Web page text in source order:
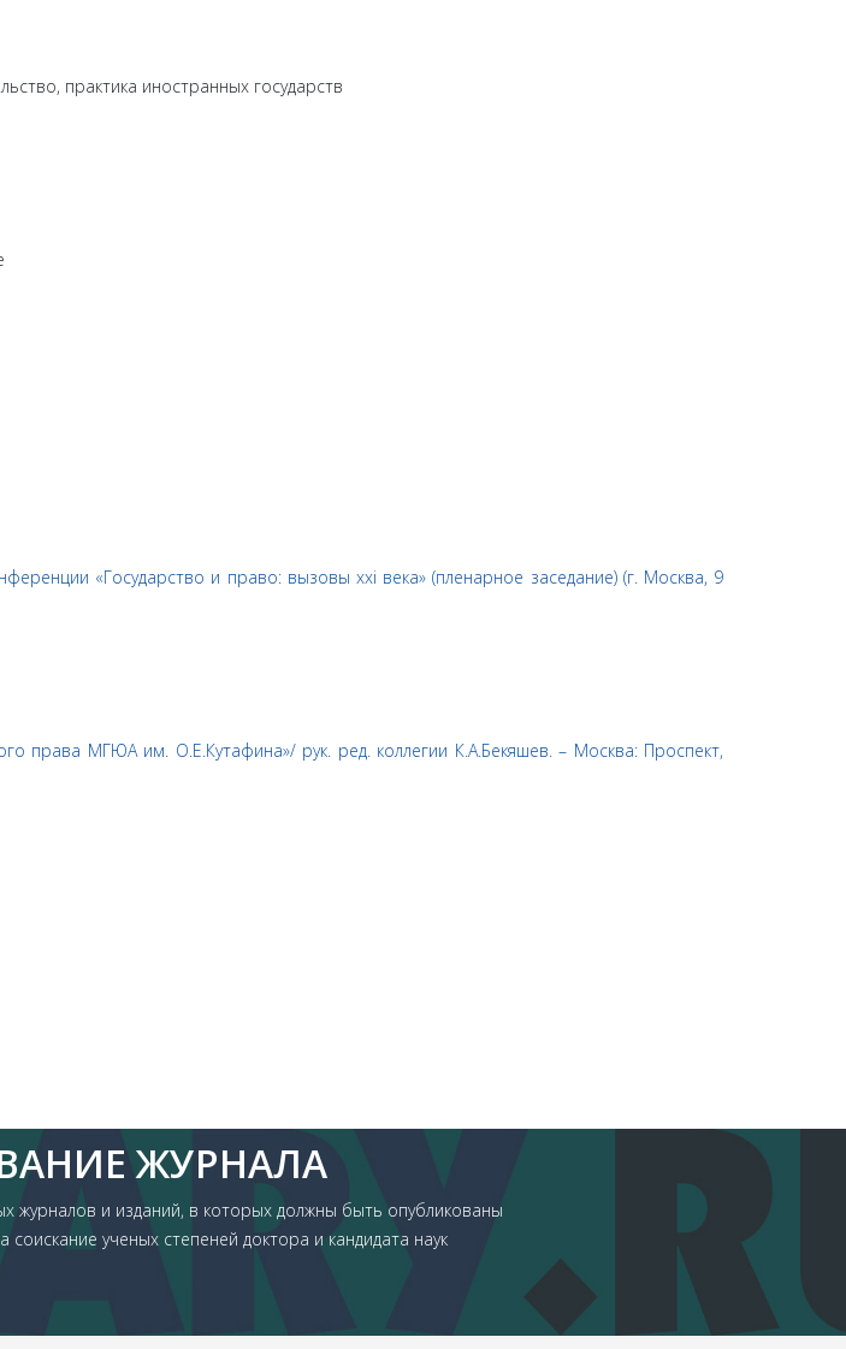
практика иностранных государств
«Государство и право: вызовы xxi века» (пленарное заседание) (г. Москва, 9
права МГЮА им. О.Е.Кутафина»/ рук. ред. коллегии К.А.Бекяшев. – Москва: Проспект,
ЖУРНАЛА
журналов и изданий, в которых должны быть опубликованы
ученых степеней доктора и кандидата наук